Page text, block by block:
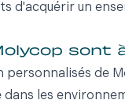
d'acquérir un
sont
personnalisés de
les